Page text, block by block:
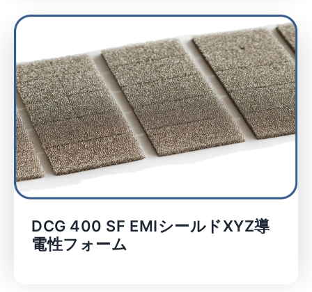
DCG 400 SF EMIシールドXYZ導
電性フォーム